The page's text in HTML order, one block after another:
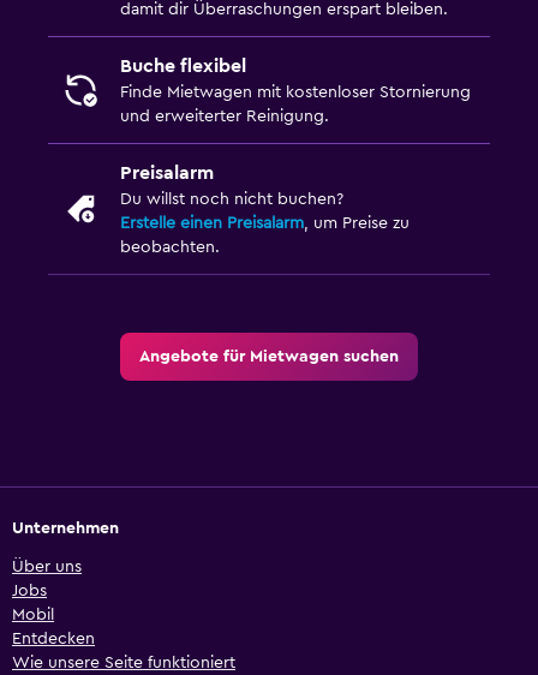
damit dir Überraschungen erspart bleiben.
Buche flexibel
Finde Mietwagen mit kostenloser Stornierung
und erweiterter Reinigung.
Preisalarm
Du willst noch nicht buchen?
Erstelle einen Preisalarm, um Preise zu
beobachten.
Angebote für Mietwagen suchen
Unternehmen
Über uns
Jobs
Mobil
Entdecken
Wie unsere Seite funktioniert